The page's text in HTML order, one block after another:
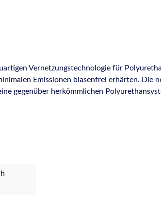
Vernetzungstechnologie für
Emissionen blasenfrei erhärten. Die
gegenüber herkömmlichen